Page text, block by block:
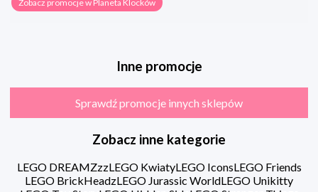
Zobacz promocje w Planeta Klocków
Inne promocje
Sprawdź promocje innych sklepów
Zobacz inne kategorie
LEGO DREAMZzzLEGO KwiatyLEGO IconsLEGO Friends
LEGO BrickHeadzLEGO Jurassic WorldLEGO Unikitty